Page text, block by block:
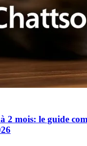
2 mois: le guide